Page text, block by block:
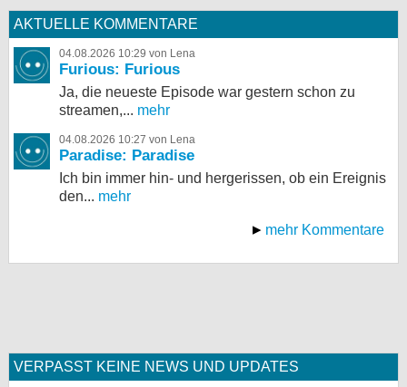
AKTUELLE KOMMENTARE
04.08.2026 10:29 von Lena
Furious: Furious
Ja, die neueste Episode war gestern schon zu
streamen,... mehr
04.08.2026 10:27 von Lena
Paradise: Paradise
Ich bin immer hin- und hergerissen, ob ein Ereignis
den... mehr
mehr Kommentare
VERPASST KEINE NEWS UND UPDATES